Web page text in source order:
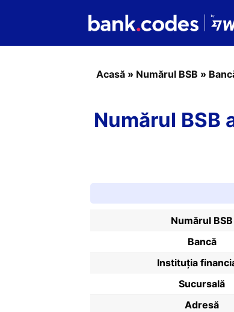
Acasă » Numărul BSB »
Numărul
Numărul BSB
Bancă
Instituția
Sucursală
Adresă